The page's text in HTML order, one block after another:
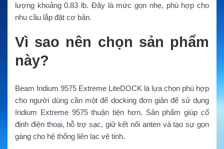
lượng khoảng 0.83 lb. Đây là mức gọn nhẹ, phù hợp cho
nhu cầu lắp đặt cơ bản.
Vì sao nên chọn sản phẩm
này?
Beam Iridium 9575 Extreme LiteDOCK là lựa chọn phù hợp
cho người dùng cần một đế docking đơn giản để sử dụng
Iridium Extreme 9575 thuận tiện hơn. Sản phẩm giúp cố
định điện thoại, hỗ trợ sạc, giữ kết nối anten và tạo sự gọn
gàng cho hệ thống liên lạc vệ tinh.